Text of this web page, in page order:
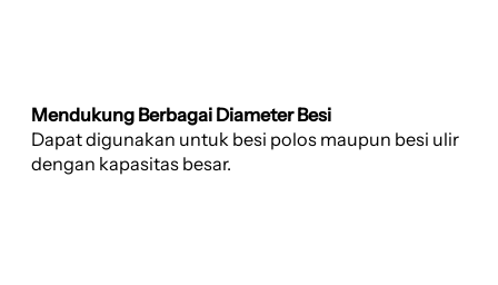
Mendukung Berbagai Diameter Besi
Dapat digunakan untuk besi polos maupun besi ulir
dengan kapasitas besar.